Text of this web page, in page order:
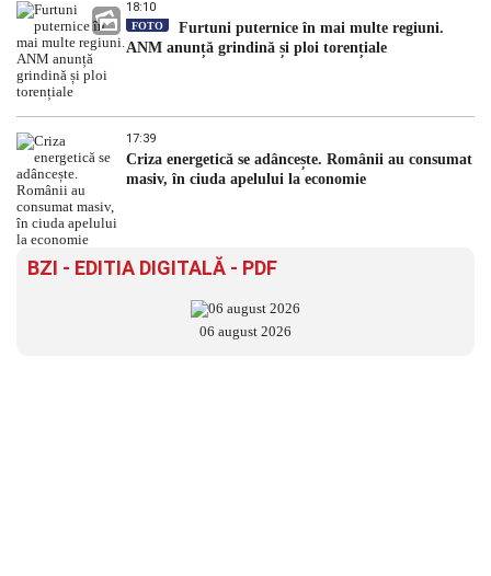
18:10
FOTO
Furtuni puternice în mai multe regiuni.
ANM anunță grindină și ploi torențiale
17:39
Criza energetică se adâncește. Românii au consumat
masiv, în ciuda apelului la economie
BZI - EDITIA DIGITALĂ - PDF
06 august 2026